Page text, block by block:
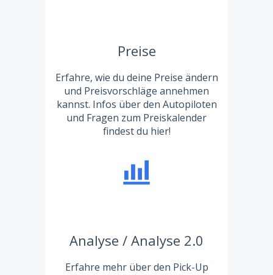
Preise
Erfahre, wie du deine Preise ändern
und Preisvorschläge annehmen
kannst. Infos über den Autopiloten
und Fragen zum Preiskalender
findest du hier!
Analyse / Analyse 2.0
Erfahre mehr über den Pick-Up